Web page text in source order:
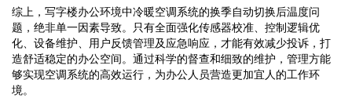
综上，写字楼办公环境中冷暖空调系统的换季自动切换后温度问
题，绝非单一因素导致。只有全面强化传感器校准、控制逻辑优
化、设备维护、用户反馈管理及应急响应，才能有效减少投诉，打
造舒适稳定的办公空间。通过科学的督查和细致的维护，管理方能
够实现空调系统的高效运行，为办公人员营造更加宜人的工作环
境。